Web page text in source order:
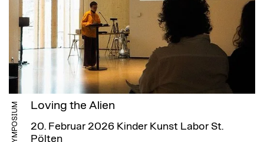
SYMPOSIUM Loving the Alien
20. Februar 2026 Kinder Kunst Labor St.
Pölten